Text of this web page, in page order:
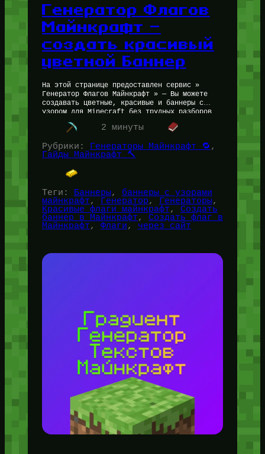
Генератор Флагов
Майнкрафт —
создать красивый
цветной Баннер
На этой странице предоставлен сервис »
Генератор Флагов Майнкрафт » — Вы можете
создавать цветные, красивые и баннеры с
узором для Minecraft без трудных разборов
того, что и как делать!…
2 минуты
Рубрики: Генераторы Майнкрафт 🔁
Гайды Майнкрафт 🔨
Теги: Баннеры, баннеры с узорами
майнкрафт, Генератор, Генераторы
Красивые флаги майнкрафт, Создать
баннер в Майнкрафт, Создать флаг в
Майнкрафт, Флаги, через сайт